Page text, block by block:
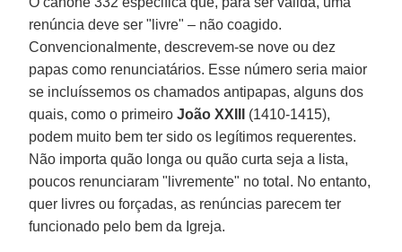
renúncia deve ser "livre" – não coagido.
Convencionalmente, descrevem-se nove ou dez
papas como renunciatários. Esse número seria maior
se incluíssemos os chamados antipapas, alguns dos
quais, como o primeiroJoão XXIII (1410-1415),
podem muito bem ter sido os legítimos requerentes.
Não importa quão longa ou quão curta seja a lista,
poucos renunciaram "livremente" no total. No entanto,
quer livres ou forçadas, as renúncias parecem ter
funcionado pelo bem da Igreja.